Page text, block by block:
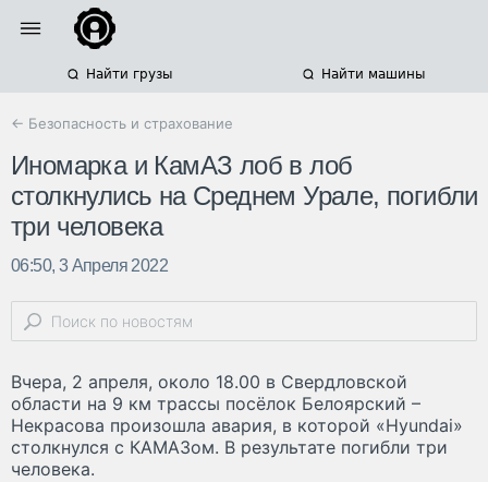
Найти грузы Найти машины
← Безопасность и страхование
Иномарка и КамАЗ лоб в лоб
столкнулись на Среднем Урале, погибли
три человека
06:50, 3 Апреля 2022
Вчера, 2 апреля, около 18.00 в Свердловской
области на 9 км трассы посёлок Белоярский –
Некрасова произошла авария, в которой «Hyundai»
столкнулся с КАМАЗом. В результате погибли три
человека.